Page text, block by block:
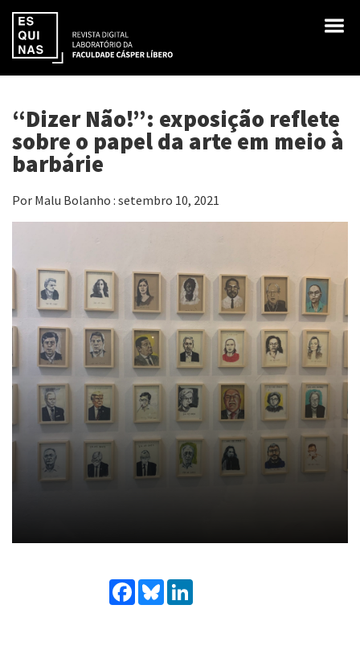
“Dizer Não!”: exposição reflete
sobre o papel da arte em meio à
barbárie
Por Malu Bolanho : setembro 10, 2021
Facebook
Bluesky